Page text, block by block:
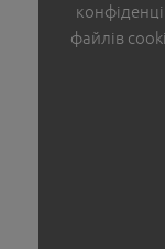
PROTECT
PRODOOR
файлів